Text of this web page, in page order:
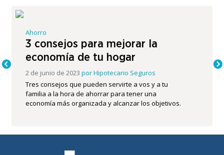
Ahorro
3 consejos para mejorar la
economía de tu hogar
2 de junio de 2023 porHipotecario Seguros
Tres consejos que pueden servirte a vos y a tu
familia a la hora de ahorrar para tener una
economía más organizada y alcanzar los objetivos.